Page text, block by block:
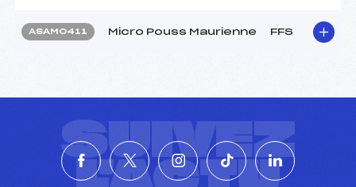
ASAM0411 Micro Pouss Maurienne FFS
SUIVEZ